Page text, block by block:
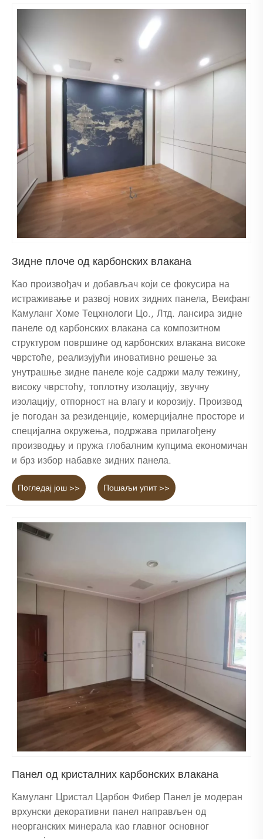
Зидне плоче од карбонских влакана
Као произвођач и добављач који се фокусира на
истраживање и развој нових зидних панела, Веифанг
Камуланг Хоме Тецхнологи Цо., Лтд. лансира зидне
панеле од карбонских влакана са композитном
структуром површине од карбонских влакана високе
чврстоће, реализујући иновативно решење за
унутрашње зидне панеле које садржи малу тежину,
високу чврстоћу, топлотну изолацију, звучну
изолацију, отпорност на влагу и корозију. Производ
је погодан за резиденције, комерцијалне просторе и
специјална окружења, подржава прилагођену
производњу и пружа глобалним купцима економичан
и брз избор набавке зидних панела.
Погледај још >> Пошаљи упит >>
Панел од кристалних карбонских влакана
Камуланг Цристал Царбон Фибер Панел је модеран
врхунски декоративни панел направљен од
неорганских минерала као главног основног